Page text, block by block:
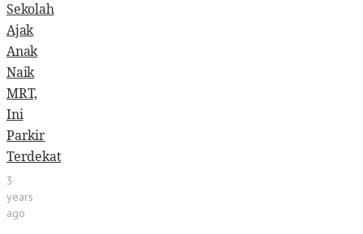
Sekolah
Ajak
Anak
Naik
MRT,
Ini
Parkir
Terdekat
3
years
ago